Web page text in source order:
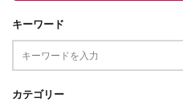
キーワード
カテゴリー